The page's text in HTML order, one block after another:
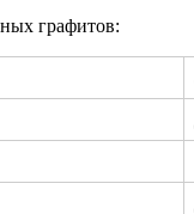
графитов: